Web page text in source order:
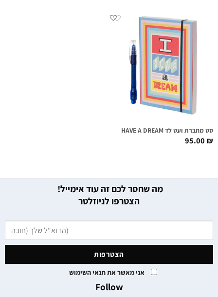
סט מחברת ועט לד I HAVE A DREAM
95.00₪
מה שחסר לכם זה עוד אימייל!
הצטרפו לניוזלטר
אני מאשר את תנאי השימוש
Follow